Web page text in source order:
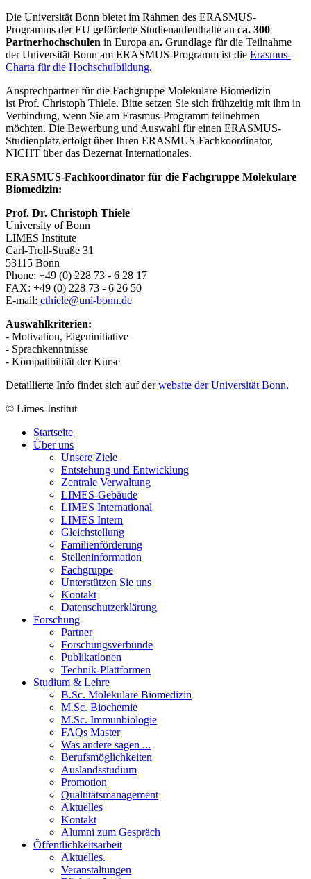
Die Universität Bonn bietet im Rahmen des ERASMUS-
Programms der EU geförderte Studienaufenthalte an ca. 300
Partnerhochschulen in Europa an. Grundlage für die Teilnahme
der Universität Bonn am ERASMUS-Programm ist die Erasmus-
Charta für die Hochschulbildung.
Ansprechpartner für die Fachgruppe Molekulare Biomedizin
ist Prof. Christoph Thiele. Bitte setzen Sie sich frühzeitig mit ihm in
Verbindung, wenn Sie am Erasmus-Programm teilnehmen
möchten. Die Bewerbung und Auswahl für einen ERASMUS-
Studienplatz erfolgt über Ihren ERASMUS-Fachkoordinator,
NICHT über das Dezernat Internationales.
ERASMUS-Fachkoordinator für die Fachgruppe Molekulare
Biomedizin:
Prof. Dr. Christoph Thiele
University of Bonn
LIMES Institute
Carl-Troll-Straße 31
53115 Bonn
Phone: +49 (0) 228 73 - 6 28 17
FAX: +49 (0) 228 73 - 6 26 50
E-mail: cthiele@uni-bonn.de
Auswahlkriterien:
- Motivation, Eigeninitiative
- Sprachkenntnisse
- Kompatibilität der Kurse
Detaillierte Info findet sich auf derwebsite der Universität Bonn.
© Limes-Institut
Startseite
Über uns
Unsere Ziele
Entstehung und Entwicklung
Zentrale Verwaltung
LIMES-Gebäude
LIMES International
LIMES Intern
Gleichstellung
Familienförderung
Stelleninformation
Fachgruppe
Unterstützen Sie uns
Kontakt
Datenschutzerklärung
Forschung
Partner
Forschungsverbünde
Publikationen
Technik-Plattformen
Studium & Lehre
B.Sc. Molekulare Biomedizin
M.Sc. Biochemie
M.Sc. Immunbiologie
FAQs Master
Was andere sagen ...
Berufsmöglichkeiten
Auslandsstudium
Promotion
Qualtitätsmanagement
Aktuelles
Kontakt
Alumni zum Gespräch
Öffentlichkeitsarbeit
Aktuelles.
Veranstaltungen